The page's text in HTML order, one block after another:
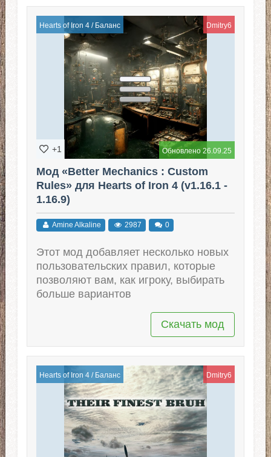
Hearts of Iron 4/ Баланс Dmitry6
Обновлено 26.09.25
+1
Мод «Better Mechanics : Custom
Rules» для Hearts of Iron 4 (v1.16.1 -
1.16.9)
Amine Alkaline 2987 0
Этот мод добавляет несколько новых
пользовательских правил, которые
позволяют вам, как игроку, выбирать
больше вариантов
Скачать мод
Hearts of Iron 4/ Баланс Dmitry6